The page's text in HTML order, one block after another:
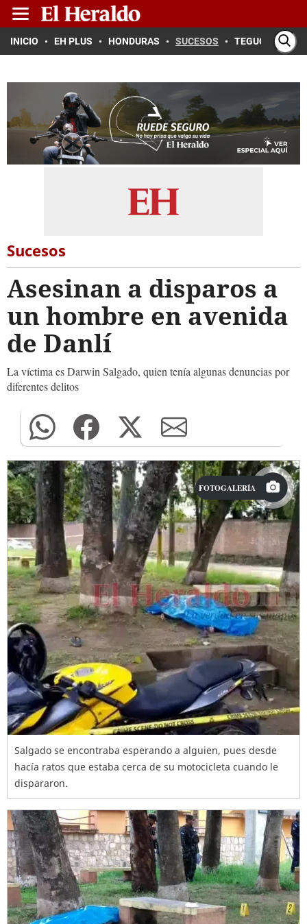
INICIO EH PLUS HONDURAS SUCESOS TEGUCIGALPA
Sucesos
Asesinan a disparos a
un hombre en avenida
de Danlí
La víctima es Darwin Salgado, quien tenía algunas denuncias por
diferentes delitos
FOTOGALERÍA
Salgado se encontraba esperando a alguien, pues desde
hacía ratos que estaba cerca de su motocicleta cuando le
dispararon.